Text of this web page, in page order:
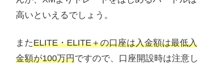
高いといえるでしょう。
またELITE・ELITE＋の口座は入金額は最低入
金額が100万円ですので、口座開設時は注意し